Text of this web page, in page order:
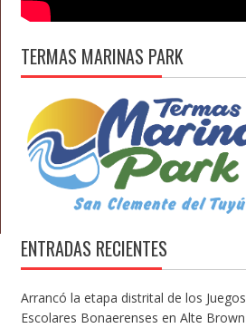
TERMAS MARINAS PARK
ENTRADAS RECIENTES
Arrancó la etapa distrital de los Juegos
Escolares Bonaerenses en Alte Brown